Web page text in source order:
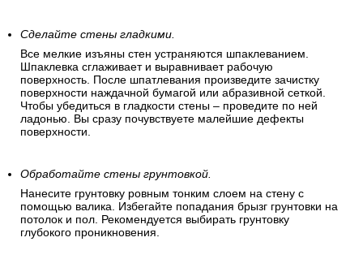
Сделайте стены гладкими.
Все мелкие изъяны стен устраняются шпаклеванием.
Шпаклевка сглаживает и выравнивает рабочую
поверхность. После шпатлевания произведите зачистку
поверхности наждачной бумагой или абразивной сеткой.
Чтобы убедиться в гладкости стены – проведите по ней
ладонью. Вы сразу почувствуете малейшие дефекты
поверхности.
Обработайте стены грунтовкой.
Нанесите грунтовку ровным тонким слоем на стену с
помощью валика. Избегайте попадания брызг грунтовки на
потолок и пол. Рекомендуется выбирать грунтовку
глубокого проникновения.